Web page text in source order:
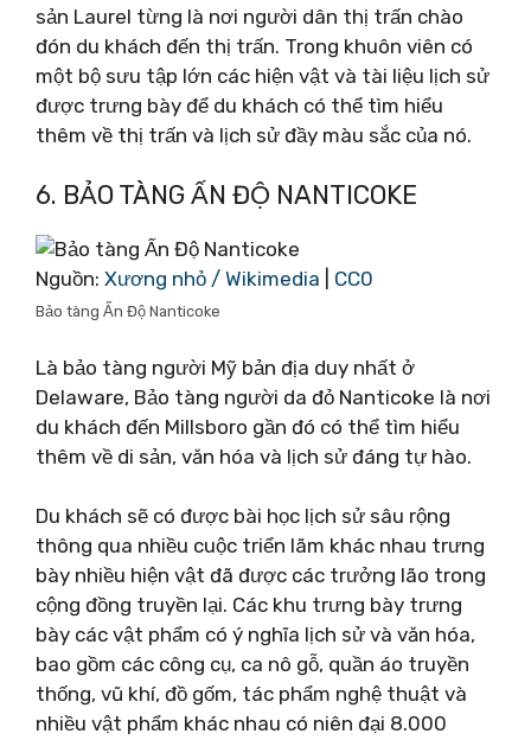
sản Laurel từng là nơi người dân thị trấn chào
đón du khách đến thị trấn. Trong khuôn viên có
một bộ sưu tập lớn các hiện vật và tài liệu lịch sử
được trưng bày để du khách có thể tìm hiểu
thêm về thị trấn và lịch sử đầy màu sắc của nó.
6. BẢO TÀNG ẤN ĐỘ NANTICOKE
Nguồn: Xương nhỏ / Wikimedia CC0
Bảo tàng Ấn Độ Nanticoke
Là bảo tàng người Mỹ bản địa duy nhất ở
Delaware, Bảo tàng người da đỏ Nanticoke là nơi
du khách đến Millsboro gần đó có thể tìm hiểu
thêm về di sản, văn hóa và lịch sử đáng tự hào.
Du khách sẽ có được bài học lịch sử sâu rộng
thông qua nhiều cuộc triển lãm khác nhau trưng
bày nhiều hiện vật đã được các trưởng lão trong
cộng đồng truyền lại. Các khu trưng bày trưng
bày các vật phẩm có ý nghĩa lịch sử và văn hóa,
bao gồm các công cụ, ca nô gỗ, quần áo truyền
thống, vũ khí, đồ gốm, tác phẩm nghệ thuật và
nhiều vật phẩm khác nhau có niên đại 8.000